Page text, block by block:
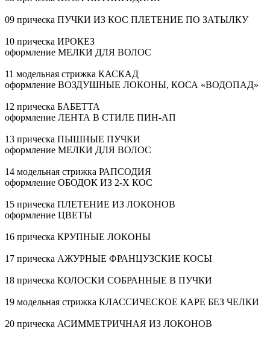
09 прическа ПУЧКИ ИЗ КОС ПЛЕТЕНИЕ ПО ЗАТЫЛКУ
10 прическа ИРОКЕЗ
оформление МЕЛКИ ДЛЯ ВОЛОС
11 модельная стрижка КАСКАД
оформление ВОЗДУШНЫЕ ЛОКОНЫ, КОСА «ВОДОПАД»
12 прическа БАБЕТТА
оформление ЛЕНТА В СТИЛЕ ПИН-АП
13 прическа ПЫШНЫЕ ПУЧКИ
оформление МЕЛКИ ДЛЯ ВОЛОС
14 модельная стрижка РАПСОДИЯ
оформление ОБОДОК ИЗ 2-Х КОС
15 прическа ПЛЕТЕНИЕ ИЗ ЛОКОНОВ
оформление ЦВЕТЫ
16 прическа КРУПНЫЕ ЛОКОНЫ
17 прическа АЖУРНЫЕ ФРАНЦУЗСКИЕ КОСЫ
18 прическа КОЛОСКИ СОБРАННЫЕ В ПУЧКИ
19 модельная стрижка КЛАССИЧЕСКОЕ КАРЕ БЕЗ ЧЕЛКИ
20 прическа АСИММЕТРИЧНАЯ ИЗ ЛОКОНОВ